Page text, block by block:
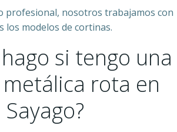
profesional, nosotros trabajamos con
los modelos de cortinas.
si tengo una
rota en
Sayago?